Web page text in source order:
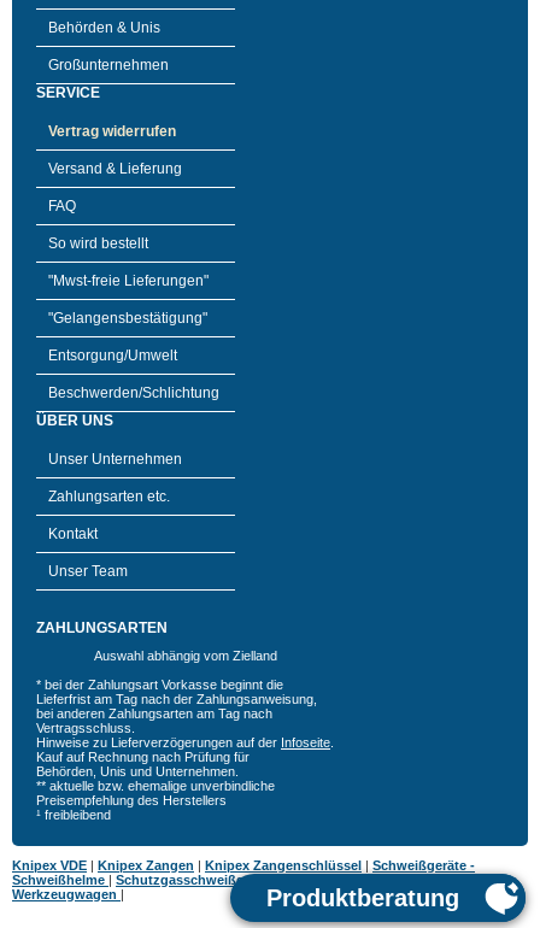
Behörden & Unis
Großunternehmen
SERVICE
Vertrag widerrufen
Versand & Lieferung
FAQ
So wird bestellt
"Mwst-freie Lieferungen"
"Gelangensbestätigung"
Entsorgung/Umwelt
Beschwerden/Schlichtung
ÜBER UNS
Unser Unternehmen
Zahlungsarten etc.
Kontakt
Unser Team
ZAHLUNGSARTEN
Auswahl abhängig vom Zielland
* bei der Zahlungsart Vorkasse beginnt die
Lieferfrist am Tag nach der Zahlungsanweisung,
bei anderen Zahlungsarten am Tag nach
Vertragsschluss.
Hinweise zu Lieferverzögerungen auf der Infoseite
Kauf auf Rechnung nach Prüfung für
Behörden, Unis und Unternehmen.
** aktuelle bzw. ehemalige unverbindliche
Preisempfehlung des Herstellers
¹ freibleibend
Knipex VDE | Knipex Zangen | Knipex Zangenschlüssel | Schweißgeräte -
Schweißhelme | Schutzgasschweißgeräte
Werkzeugwagen |